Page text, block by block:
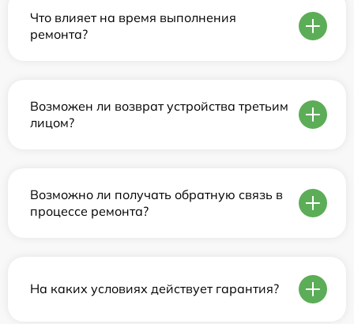
Что влияет на время выполнения
ремонта?
Возможен ли возврат устройства третьим
лицом?
Возможно ли получать обратную связь в
процессе ремонта?
На каких условиях действует гарантия?